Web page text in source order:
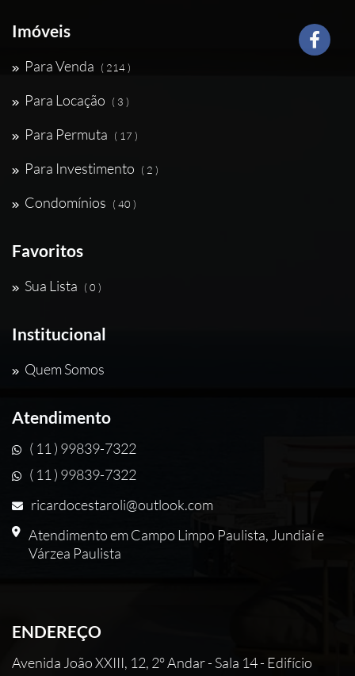
Imóveis
Para Venda ( 214 )
Para Locação ( 3 )
Para Permuta ( 17 )
Para Investimento ( 2 )
Condomínios ( 40 )
Favoritos
Sua Lista ( 0 )
Institucional
Quem Somos
Atendimento
( 11 ) 99839-7322
( 11 ) 99839-7322
ricardocestaroli@outlook.com
Atendimento em Campo Limpo Paulista, Jundiaí e
Várzea Paulista
ENDEREÇO
Avenida João XXIII, 12, 2° Andar - Sala 14 - Edifício